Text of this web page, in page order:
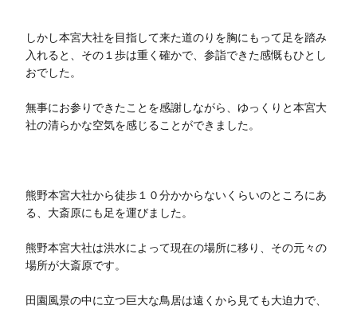
しかし本宮大社を目指して来た道のりを胸にもって足を踏み
入れると、その１歩は重く確かで、参詣できた感慨もひとし
おでした。
無事にお参りできたことを感謝しながら、ゆっくりと本宮大
社の清らかな空気を感じることができました。
熊野本宮大社から徒歩１０分かからないくらいのところにあ
る、大斎原にも足を運びました。
熊野本宮大社は洪水によって現在の場所に移り、その元々の
場所が大斎原です。
田園風景の中に立つ巨大な鳥居は遠くから見ても大迫力で、